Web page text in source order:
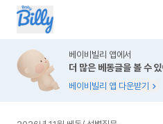
베이비빌리 앱에서
더 많은 베동글을 볼 수
베이비빌리 앱 다운받기